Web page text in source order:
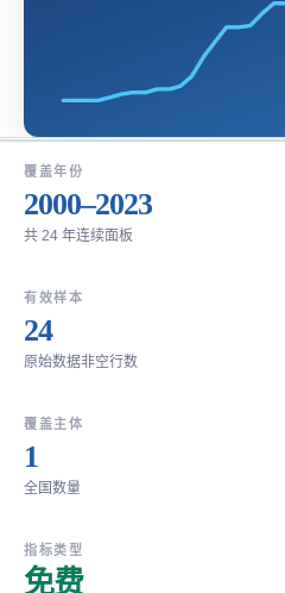
覆盖年份
2000–2023
共 24 年连续面板
有效样本
24
原始数据非空行数
覆盖主体
1
全国数量
指标类型
免费